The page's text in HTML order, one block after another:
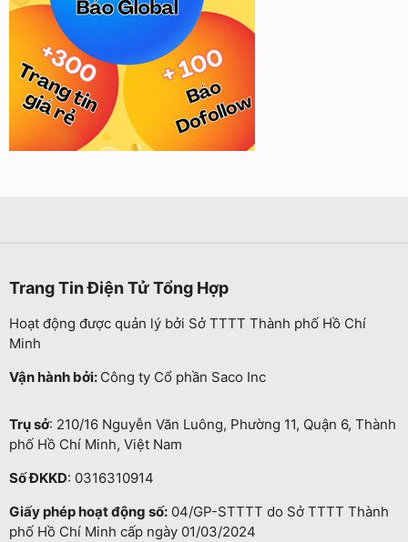
Trang Tin Điện Tử Tổng Hợp
Hoạt động được quản lý bởi Sở TTTT Thành phố Hồ Chí
Minh
Vận hành bởi: Công ty Cổ phần Saco Inc
Trụ sở: 210/16 Nguyễn Văn Luông, Phường 11, Quận 6, Thành
phố Hồ Chí Minh, Việt Nam
Số ĐKKD: 0316310914
Giấy phép hoạt động số: 04/GP-STTTT do Sở TTTT Thành
phố Hồ Chí Minh cấp ngày 01/03/2024